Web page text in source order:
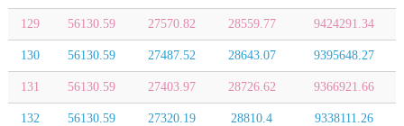
129 56130.59 27570.82 28559.77 9424291.34
130 56130.59 27487.52 28643.07 9395648.27
131 56130.59 27403.97 28726.62 9366921.66
132 56130.59 27320.19 28810.4 9338111.26